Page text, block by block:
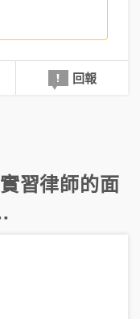
回報
實習律師的面